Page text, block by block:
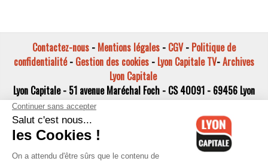
Contactez-nous - Mentions légales - CGV- Politique de
confidentialité- Gestion des cookies - Lyon Capitale TV-Archives
Lyon Capitale
Lyon Capitale - 51 avenue Maréchal Foch - CS 40091 - 69456 Lyon
Cedex 06